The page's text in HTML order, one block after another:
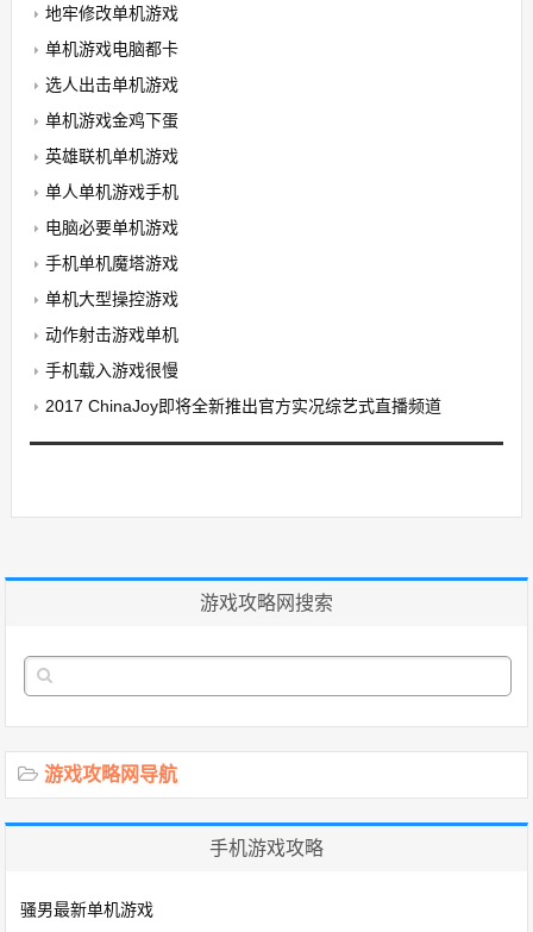
地牢修改单机游戏
单机游戏电脑都卡
选人出击单机游戏
单机游戏金鸡下蛋
英雄联机单机游戏
单人单机游戏手机
电脑必要单机游戏
手机单机魔塔游戏
单机大型操控游戏
动作射击游戏单机
手机载入游戏很慢
2017 ChinaJoy即将全新推出官方实况综艺式直播频道
游戏攻略网搜索
游戏攻略网导航
手机游戏攻略
骚男最新单机游戏